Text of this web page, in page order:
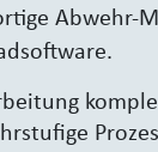
Abwehr-